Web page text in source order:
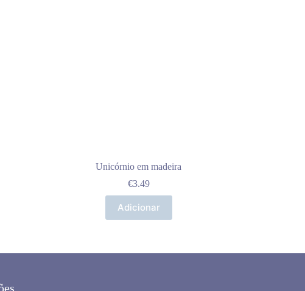
Unicórnio em madeira
€3.49
Adicionar